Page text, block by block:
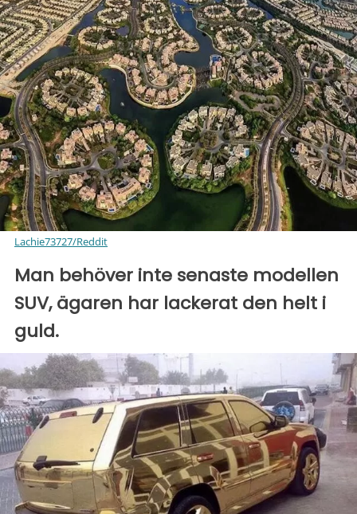
Lachie73727/Reddit
Man behöver inte senaste modellen
SUV, ägaren har lackerat den helt i
guld.